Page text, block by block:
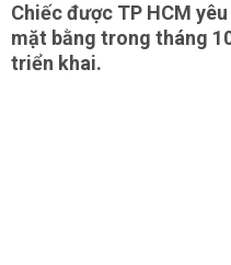
Chiếc được TP HCM
mặt bằng trong tháng
triển khai.